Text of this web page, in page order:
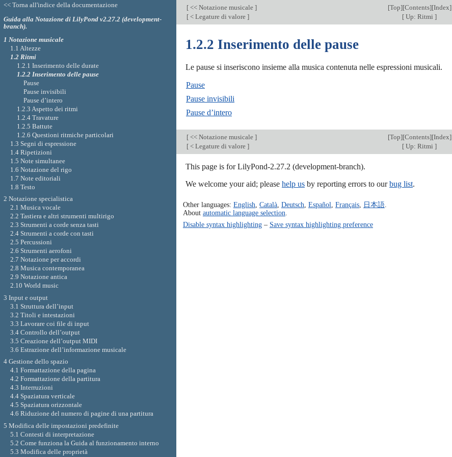
[ << Notazione musicale ] [Top][Contents][Index]
[ < Legature di valore ] [ Up: Ritmi ]
1.2.2 Inserimento delle pause
Le pause si inseriscono insieme alla musica contenuta nelle espressioni musicali.
Pause
Pause invisibili
Pause d’intero
[ << Notazione musicale ] [Top][Contents][Index]
[ < Legature di valore ] [ Up: Ritmi ]
This page is for LilyPond-2.27.2 (development-branch).
We welcome your aid; please help us by reporting errors to ourbug list.
Other languages: English Català, Deutsch Español Français, 日本語.
About automatic language selection
Disable syntax highlighting– Save syntax highlighting preference
<< Torna all'indice della documentazione
Guida alla Notazione di LilyPond v2.27.2 (development-
branch).
1 Notazione musicale
1.1 Altezze
1.2 Ritmi
1.2.1 Inserimento delle durate
1.2.2 Inserimento delle pause
Pause
Pause invisibili
Pause d’intero
1.2.3 Aspetto dei ritmi
1.2.4 Travature
1.2.5 Battute
1.2.6 Questioni ritmiche particolari
1.3 Segni di espressione
1.4 Ripetizioni
1.5 Note simultanee
1.6 Notazione del rigo
1.7 Note editoriali
1.8 Testo
2 Notazione specialistica
2.1 Musica vocale
2.2 Tastiera e altri strumenti multirigo
2.3 Strumenti a corde senza tasti
2.4 Strumenti a corde con tasti
2.5 Percussioni
2.6 Strumenti aerofoni
2.7 Notazione per accordi
2.8 Musica contemporanea
2.9 Notazione antica
2.10 World music
3 Input e output
3.1 Struttura dell’input
3.2 Titoli e intestazioni
3.3 Lavorare coi file di input
3.4 Controllo dell’output
3.5 Creazione dell’output MIDI
3.6 Estrazione dell’informazione musicale
4 Gestione dello spazio
4.1 Formattazione della pagina
4.2 Formattazione della partitura
4.3 Interruzioni
4.4 Spaziatura verticale
4.5 Spaziatura orizzontale
4.6 Riduzione del numero di pagine di una partitura
5 Modifica delle impostazioni predefinite
5.1 Contesti di interpretazione
5.2 Come funziona la Guida al funzionamento interno
5.3 Modifica delle proprietà